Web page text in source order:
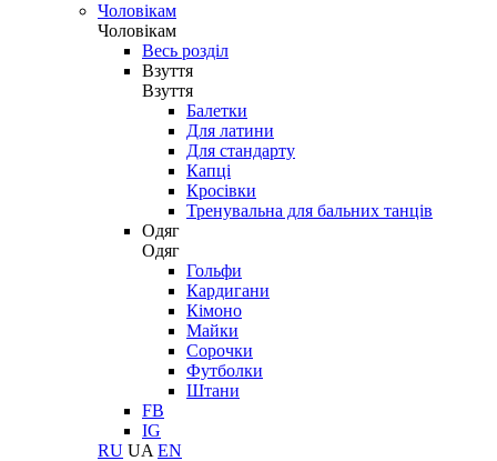
Чоловікам
Чоловікам
Весь розділ
Взуття
Взуття
Балетки
Для латини
Для стандарту
Капці
Кросівки
Тренувальна для бальних танців
Одяг
Одяг
Гольфи
Кардигани
Кімоно
Майки
Сорочки
Футболки
Штани
FB
IG
RU UA EN